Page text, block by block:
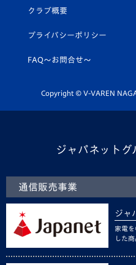
平和祈念活動
ホームタウン活動
スクール
ヴィヴィくんインスタグラム
公式LINE＠
クラブ概要
プライバシーポリシー
FAQ〜お問合せ〜
Copyright © V-VAREN
ジャパネットグ
通信販売事業
ジャ
家電
した